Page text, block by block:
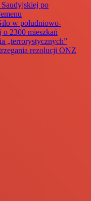
po
w południowo-
o 2300 mieszkań
„terrorystycznych”
rezolucji ONZ